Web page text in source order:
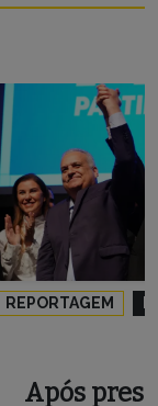
REPORTAGEM
Após